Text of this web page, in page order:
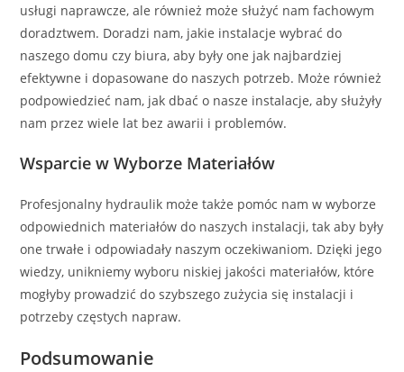
usługi naprawcze, ale również może służyć nam fachowym
doradztwem. Doradzi nam, jakie instalacje wybrać do
naszego domu czy biura, aby były one jak najbardziej
efektywne i dopasowane do naszych potrzeb. Może również
podpowiedzieć nam, jak dbać o nasze instalacje, aby służyły
nam przez wiele lat bez awarii i problemów.
Wsparcie w Wyborze Materiałów
Profesjonalny hydraulik może także pomóc nam w wyborze
odpowiednich materiałów do naszych instalacji, tak aby były
one trwałe i odpowiadały naszym oczekiwaniom. Dzięki jego
wiedzy, unikniemy wyboru niskiej jakości materiałów, które
mogłyby prowadzić do szybszego zużycia się instalacji i
potrzeby częstych napraw.
Podsumowanie